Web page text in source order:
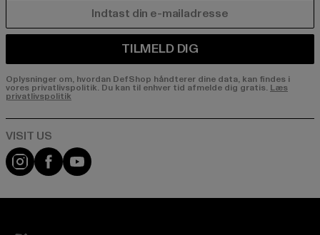
TILMELD DIG
Oplysninger om, hvordan DefShop håndterer dine data, kan findes i
vores privatlivspolitik. Du kan til enhver tid afmelde dig gratis. Læs
privatlivspolitik
Visit our Instagram page:
Visit our Facebook page:
Visit our YouTube channel: